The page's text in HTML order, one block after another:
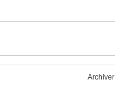
Archiver